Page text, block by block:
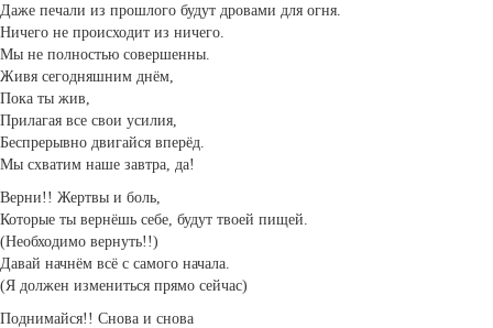
Даже печали из прошлого будут дровами для огня.
Ничего не происходит из ничего.
Мы не полностью совершенны.
Живя сегодняшним днём,
Пока ты жив,
Прилагая все свои усилия,
Беспрерывно двигайся вперёд.
Мы схватим наше завтра, да!
Верни!! Жертвы и боль,
Которые ты вернёшь себе, будут твоей пищей.
(Необходимо вернуть!!)
Давай начнём всё с самого начала.
(Я должен измениться прямо сейчас)
Поднимайся!! Снова и снова